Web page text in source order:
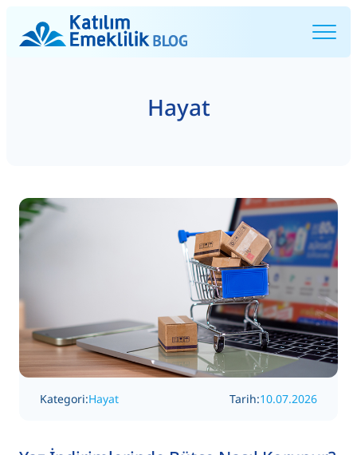
Hayat
Kategori:Hayat Tarih:10.07.2026